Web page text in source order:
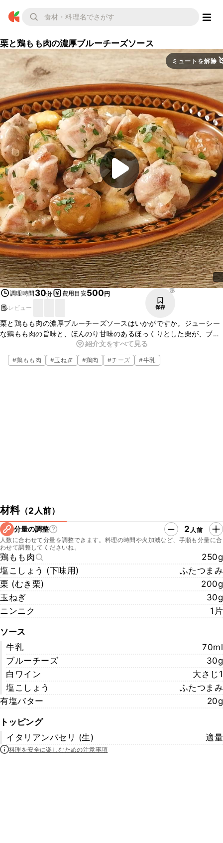
栗と鶏もも肉の濃厚ブルーチーズソース
ミュートを解除
調理時間 30分 費用目安500円
レビュー
62
保存
栗と鶏もも肉の濃厚ブルーチーズソースはいかがですか。ジューシー
な鶏もも肉の旨味と、ほんのり甘味のあるほっくりとした栗が、ブ
ルーチーズが効いたクリームソースと合わさり、とてもおいしいです
よ。ぜひ作ってみてください。
紹介文をすべて見る
#鶏もも肉 #玉ねぎ #鶏肉 #チーズ #牛乳
材料（2人前）
分量の調整 2 人前
人数に合わせて分量を調整できます。料理の時間や火加減など、手順も分量に合
わせて調整してくださいね。
鶏もも肉
250g
塩こしょう (下味用)
ふたつまみ
栗 (むき栗)
200g
玉ねぎ
30g
ニンニク
1片
ソース
牛乳
70ml
ブルーチーズ
30g
白ワイン
大さじ1
塩こしょう
ふたつまみ
有塩バター
20g
トッピング
イタリアンパセリ (生)
適量
料理を安全に楽しむための注意事項